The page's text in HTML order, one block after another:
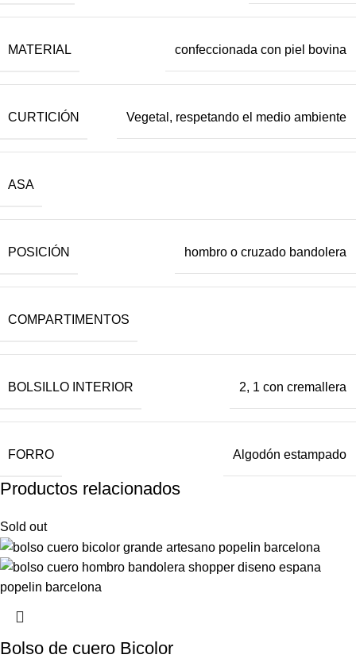
MATERIAL confeccionada con piel bovina
CURTICIÓN Vegetal, respetando el medio ambiente
ASA
POSICIÓN hombro o cruzado bandolera
COMPARTIMENTOS
BOLSILLO INTERIOR 2, 1 con cremallera
FORRO Algodón estampado
Productos relacionados
Sold out
Bolso de cuero Bicolor